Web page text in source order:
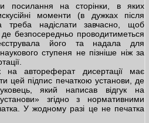
посилання на сторінки, в яких
моменти (в дужках після
треба надіслати завчасно, щоб
безпосередньо проводитиметься
його та надала для
ступеня не пізніше ніж за
на автореферат дисертації має
цей підпис печаткою установи, де
який написав відгук на
згідно з нормативними
У жодному разі це не печатка